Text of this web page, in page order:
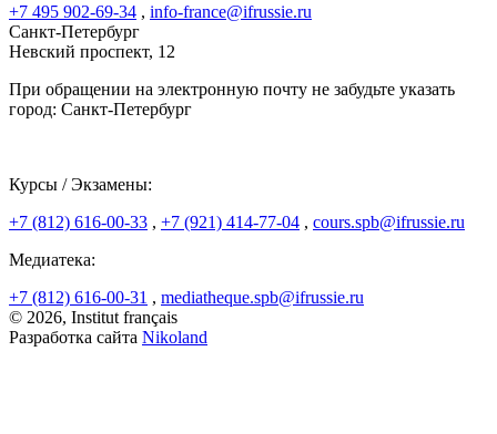
+7 495 902-69-34 , info-france@ifrussie.ru
Санкт-Петербург
Невский проспект, 12
При обращении на электронную почту не забудьте указать
город: Санкт-Петербург
Курсы / Экзамены:
+7 (812) 616-00-33 , +7 (921) 414-77-04 , cours.spb@ifrussie.ru
Медиатека:
+7 (812) 616-00-31 , mediatheque.spb@ifrussie.ru
© 2026, Institut français
Разработка сайта Nikoland